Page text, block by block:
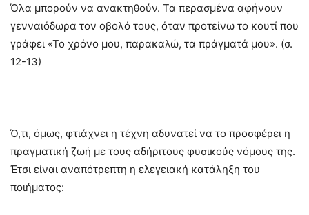
Όλα μπορούν να ανακτηθούν. Τα περασμένα αφήνουν
γενναιόδωρα τον οβολό τους, όταν προτείνω το κουτί που
γράφει «Το χρόνο μου, παρακαλώ, τα πράγματά μου». (σ.
12-13)
Ό,τι, όμως, φτιάχνει η τέχνη αδυνατεί να το προσφέρει η
πραγματική ζωή με τους αδήριτους φυσικούς νόμους της.
Έτσι είναι αναπότρεπτη η ελεγειακή κατάληξη του
ποιήματος: